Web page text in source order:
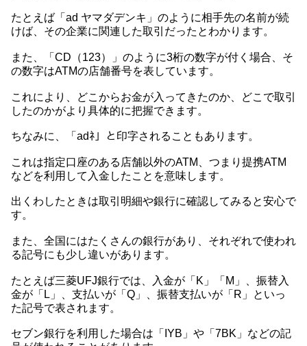
たとえば「ad ヤマダデンキ」のように相手先の名前が続
けば、その企業に関連した取引だったとわかります。
また、「CD（123）」のように3桁の数字が付く場合、そ
の数字はATMの店舗番号を表しています。
これにより、どこからお金が入ってきたのか、どこで取引
したのかがより具体的に把握できます。
ちなみに、「adﾈ」と印字されることもあります。
これは指定口座のある店舗以外のATM、つまり提携ATM
などを利用して入金したことを意味します。
出くわしたときは取引明細や銀行に確認してみると安心で
す。
また、全国にはたくさんの銀行があり、それぞれで使われ
る記号にも少し違いがあります。
たとえば三菱UFJ銀行では、入金が「K」「M」、振替入
金が「L」、支払いが「Q」、振替支払いが「R」といっ
た記号で表されます。
セブン銀行を利用した場合は「IYB」や「7BK」などの記